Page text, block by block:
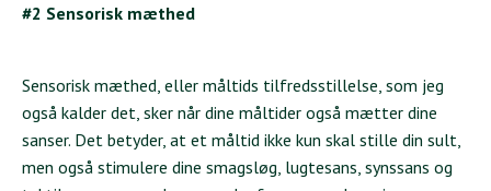
#2 Sensorisk mæthed
Sensorisk mæthed, eller måltids tilfredsstillelse, som jeg
også kalder det, sker når dine måltider også mætter dine
sanser. Det betyder, at et måltid ikke kun skal stille din sult,
men også stimulere dine smagsløg, lugtesans, synssans og